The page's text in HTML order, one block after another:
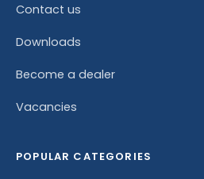
Contact us
Downloads
Become a dealer
Vacancies
POPULAR CATEGORIES